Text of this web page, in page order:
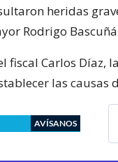
heridas
Rodrigo
fiscal Carlos Díaz,
las causas
AVÍSANOS